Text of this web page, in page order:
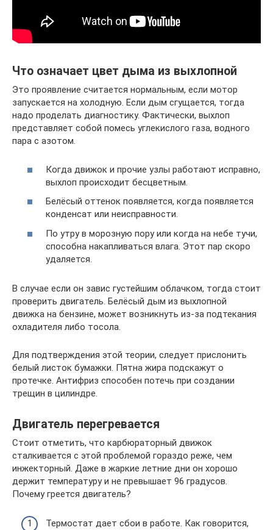
Что означает цвет дыма из выхлопной
Это проявление считается нормальным, если мотор
запускается на холодную. Если дым сгущается, тогда
надо проделать диагностику. Фактически, выхлоп
представляет собой помесь углекислого газа, водного
пара с азотом.
Когда движок и прочие узлы работают исправно,
выхлоп происходит бесцветным.
Белёсый оттенок появляется, когда появляется
конденсат или неисправности.
По утру в морозную пору или когда на небе тучи,
способна накапливаться влага. Этот пар скоро
удаляется.
В случае если он завис густейшим облачком, тогда стоит
проверить двигатель. Белёсый дым из выхлопной
движка на бензине, может возникнуть из-за подтекания
охладителя либо тосола.
Для подтверждения этой теории, следует прислонить
белый листок бумажки. Пятна жира подскажут о
протечке. Антифриз способен потечь при создании
трещин в цилиндре.
Двигатель перегревается
Стоит отметить, что карбюраторный движок
сталкивается с этой проблемой гораздо реже, чем
инжекторный. Даже в жаркие летние дни он хорошо
держит температуру и не превышает 96 градусов.
Почему греется двигатель?
Термостат дает сбои в работе. Как говорится,